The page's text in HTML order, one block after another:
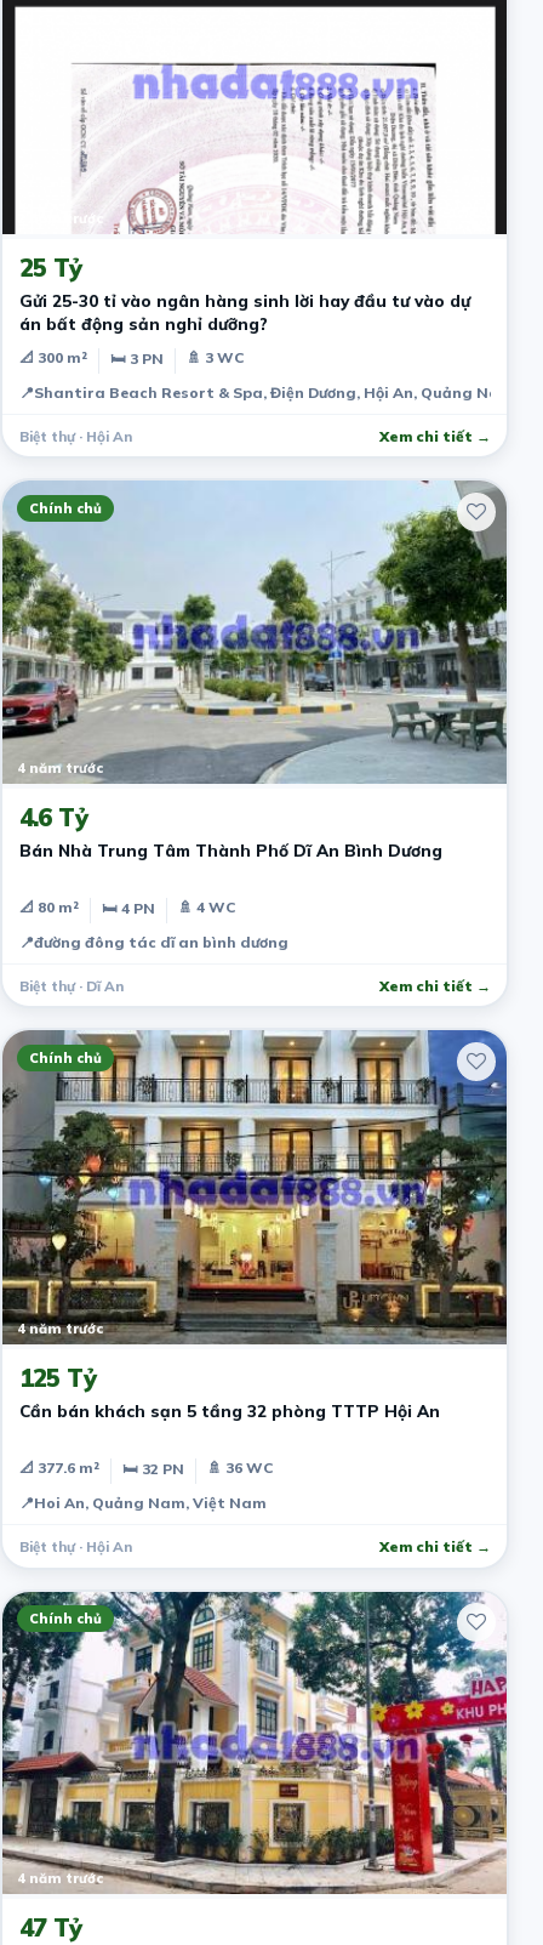
2 năm trước
25 Tỷ
Gửi 25-30 tỉ vào ngân hàng sinh lời hay đầu tư vào dự
án bất động sản nghỉ dưỡng?
📐 300 m² 🛏 3 PN
🚿 3 WC
📍Shantira Beach Resort & Spa, Điện Dương, Hội An, Quảng Nam,
Biệt thự · Hội An Xem chi tiết →
Chính chủ
4 năm trước
4.6 Tỷ
Bán Nhà Trung Tâm Thành Phố Dĩ An Bình Dương
📐 80 m² 🛏 4 PN
🚿 4 WC
📍đường đông tác dĩ an bình dương
Biệt thự · Dĩ An Xem chi tiết →
Chính chủ
4 năm trước
125 Tỷ
Cần bán khách sạn 5 tầng 32 phòng TTTP Hội An
📐 377.6 m² 🛏 32 PN
🚿 36 WC
📍Hoi An, Quảng Nam, Việt Nam
Biệt thự · Hội An Xem chi tiết →
Chính chủ
4 năm trước
47 Tỷ